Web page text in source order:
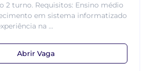
2 turno. Requisitos: Ensino médio
em sistema informatizado
na ...
Abrir Vaga